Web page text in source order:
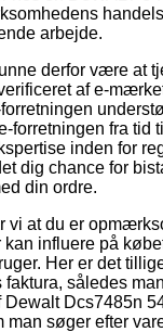
arbejde.
derfor være at
af e-
forretningen fra tid
inden for
dig chance for
din ordre.
vi at du er
influere på
Her er det
således
Dewalt Dcs7485n
man søger efter